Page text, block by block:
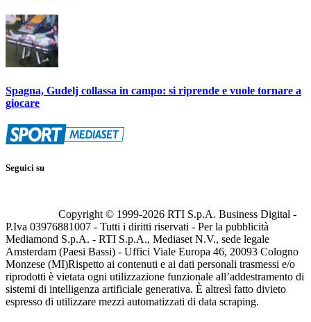
Spagna, Gudelj collassa in campo: si riprende e vuole tornare a
giocare
Seguici su
Copyright © 1999-2026 RTI S.p.A. Business Digital -
P.Iva 03976881007 - Tutti i diritti riservati - Per la pubblicità
Mediamond S.p.A. - RTI S.p.A., Mediaset N.V., sede legale
Amsterdam (Paesi Bassi) - Uffici Viale Europa 46, 20093 Cologno
Monzese (MI)Rispetto ai contenuti e ai dati personali trasmessi e/o
riprodotti è vietata ogni utilizzazione funzionale all’addestramento di
sistemi di intelligenza artificiale generativa. È altresì fatto divieto
espresso di utilizzare mezzi automatizzati di data scraping.